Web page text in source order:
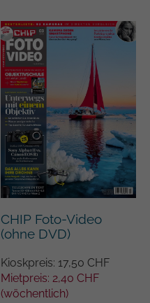
CHIP Foto-Video
(ohne DVD)
Kioskpreis: 17,50 CHF
Mietpreis: 2,40 CHF
(wöchentlich)